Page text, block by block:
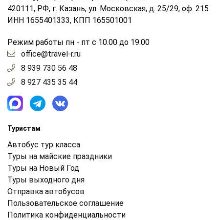
420111, РФ, г. Казань, ул. Московская, д. 25/29, оф. 215
ИНН 1655401333, КПП 165501001
Режим работы пн - пт с 10.00 до 19.00
office@travel-r.ru
8 939 730 56 48
8 927 435 35 44
Туристам
Автобус тур класса
Туры на майские праздники
Туры на Новый Год
Туры выходного дня
Отправка автобусов
Пользовательское соглашение
Политика конфиденциальности